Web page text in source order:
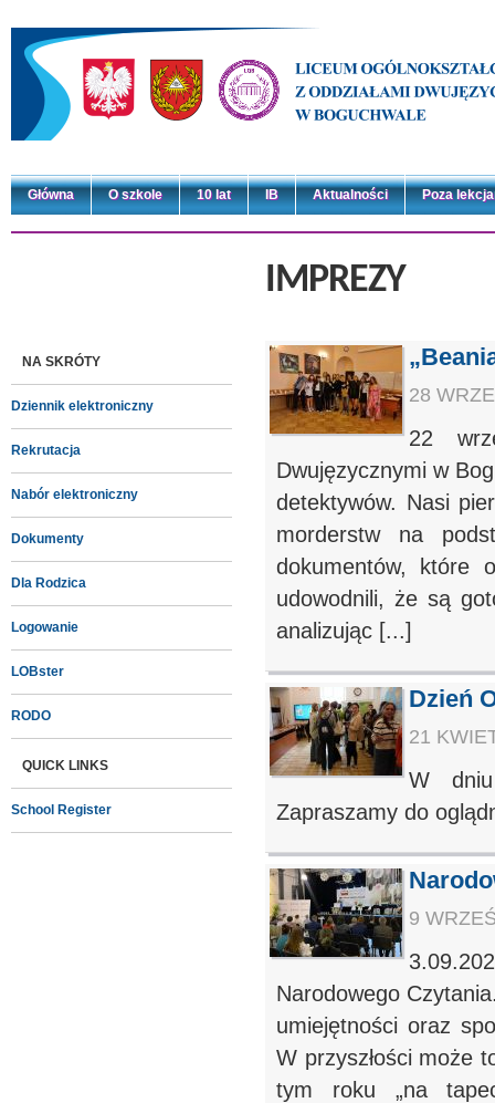
Główna O szkole 10 lat IB Aktualności Poza
IMPREZY
NA SKRÓTY
Dziennik elektroniczny
Rekrutacja
Nabór elektroniczny
Dokumenty
Dla Rodzica
Logowanie
LOBster
RODO
QUICK LINKS
School Register
28
22
Dwujęzycznymi w
detektywów. Nasi
morderstw na
dokumentów, które
udowodnili, że są
analizując [...]
Dzień
21
W
Zapraszamy do
9
Narodowego
umiejętności oraz
W przyszłości może
tym roku „na